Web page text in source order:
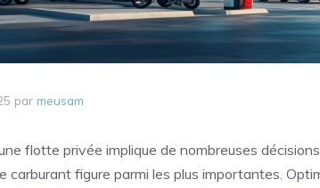
par meusam
flotte privée implique de nombreuses
carburant figure parmi les plus importantes.